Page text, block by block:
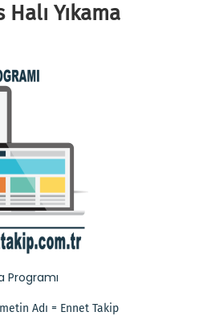
Yıkama
Programı
Adı = Ennet Takip